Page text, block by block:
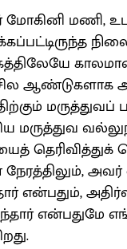
மோகினி மணி,
ஆண்டுகளாக
மருத்துவப்
மருத்துவ
என்பதும்,
என்பதுமே